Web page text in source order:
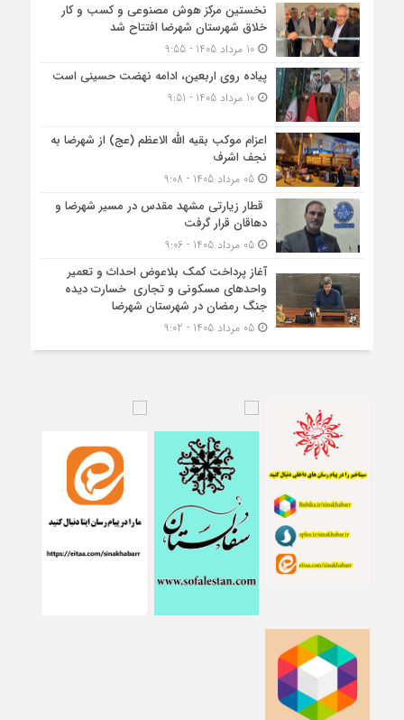
نخستین مرکز هوش مصنوعی و کسب‌ و کار
خلاق شهرستان شهرضا افتتاح شد
10 مرداد 1405 - 9:55
پیاده روی اربعین، ادامه نهضت حسینی است
10 مرداد 1405 - 9:51
اعزام موکب بقیه الله الاعظم (عج) از شهرضا به
نجف اشرف
05 مرداد 1405 - 9:08
قطار زیارتی مشهد مقدس در مسیر شهرضا و
دهاقان قرار گرفت
05 مرداد 1405 - 9:06
آغاز پرداخت کمک بلاعوض احداث و تعمیر
واحد‌های مسکونی و تجاری خسارت دیده
جنگ رمضان در شهرستان شهرضا
05 مرداد 1405 - 9:02